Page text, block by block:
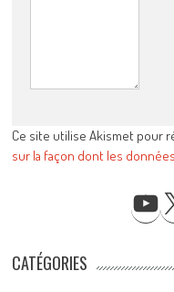
Ce site utilise Akismet pour
sur la façon dont les
CATÉGORIES